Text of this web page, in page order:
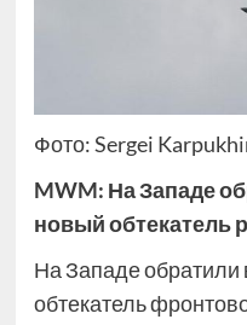
Фото: Sergei
MWM: На Западе
новый обтекатель
На Западе
обтекатель